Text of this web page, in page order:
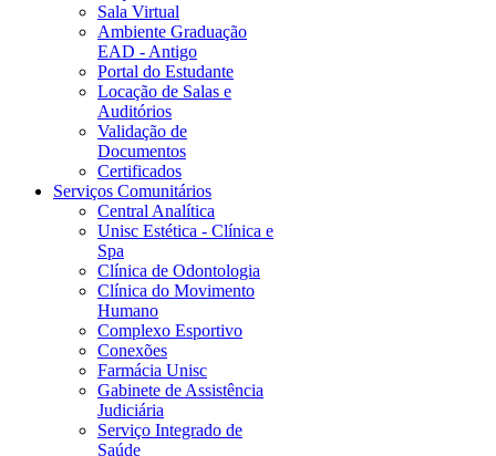
Sala Virtual
Ambiente Graduação
EAD - Antigo
Portal do Estudante
Locação de Salas e
Auditórios
Validação de
Documentos
Certificados
Serviços Comunitários
Central Analítica
Unisc Estética - Clínica e
Spa
Clínica de Odontologia
Clínica do Movimento
Humano
Complexo Esportivo
Conexões
Farmácia Unisc
Gabinete de Assistência
Judiciária
Serviço Integrado de
Saúde